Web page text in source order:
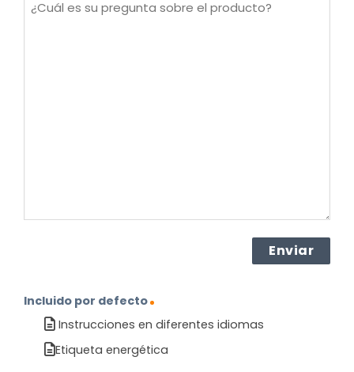
Incluido por defecto
Instrucciones en diferentes idiomas
Etiqueta energética